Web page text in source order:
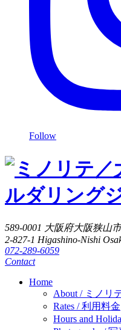
Follow
589-0001 大阪府大阪狭山
2-827-1 Higashino-Nishi
072-289-6059
Contact
Home
About / ミノリ
Rates / 利用料金
Hours and